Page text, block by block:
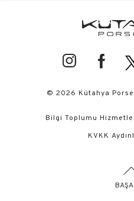
© 2026 Kütahya
Bilgi Toplumu
KVKK